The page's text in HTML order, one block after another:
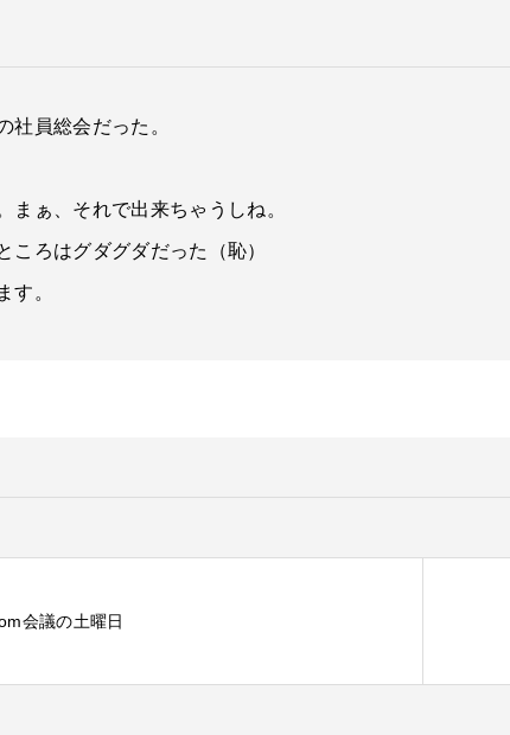
社員総会だった。
まぁ、それで出来ちゃうしね。
ころはグダグダだった（恥）
す。
会議の土曜日